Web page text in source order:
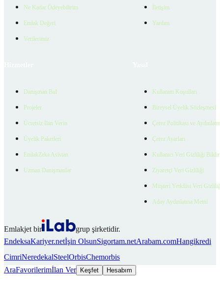
Ne Kadar Ödeyebilirim
Emlak Değeri
Verilerimiz
İletişim
Yardım
Danışman Bul
Projeler
Ücretsiz İlan Verin
Üyelik Paketleri
EmlakZeka Asistan
Uzman Danışmanlar
Kullanım Koşulları
Bireysel Üyelik Sözleşmesi
Çerez Politikası ve
Çerez Ayarları
Kullanıcı Veri Gizliliği
Ziyaretçi Veri Gizliliği
Müşteri Yetkilisi Veri
Aday Aydınlatma Metni
Emlakjet bir
grup şirketidir.
EndeksaKariyer.netİşin OlsunSigortam.netArabam.comHangikredi
CimriNeredekalSteelOrbisChemorbis
AraFavorilerimİlan Ver Keşfet Hesabım